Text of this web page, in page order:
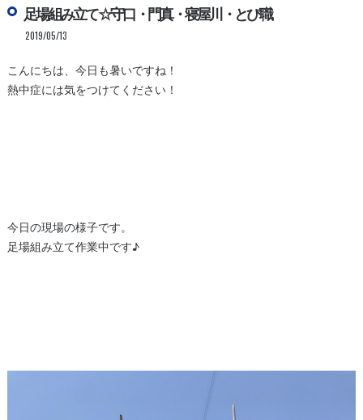
足場組み立て☆守口・門真・寝屋川・とび職
2019/05/13
こんにちは、今日も暑いですね！
熱中症には気をつけてください！
今日の現場の様子です。
足場組み立て作業中です♪